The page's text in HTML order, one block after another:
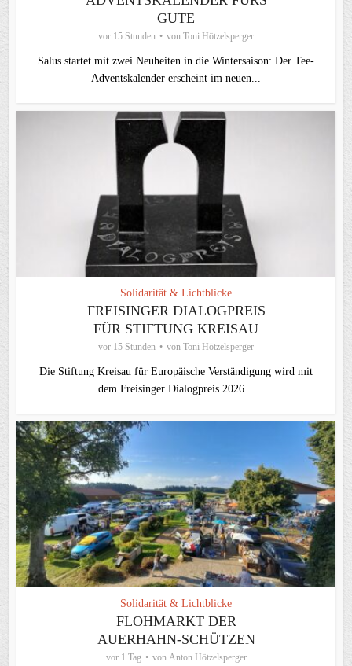
GUTE
vor 15 Stunden von Toni Hötzelsperger
Salus startet mit zwei Neuheiten in die Wintersaison: Der Tee-
Adventskalender erscheint im neuen...
Solidarität & Lichtblicke
FREISINGER DIALOGPREIS
FÜR STIFTUNG KREISAU
vor 15 Stunden von Toni Hötzelsperger
Die Stiftung Kreisau für Europäische Verständigung wird mit
dem Freisinger Dialogpreis 2026...
Solidarität & Lichtblicke
FLOHMARKT DER
AUERHAHN-SCHÜTZEN
vor 1 Tag von Anton Hötzelsperger